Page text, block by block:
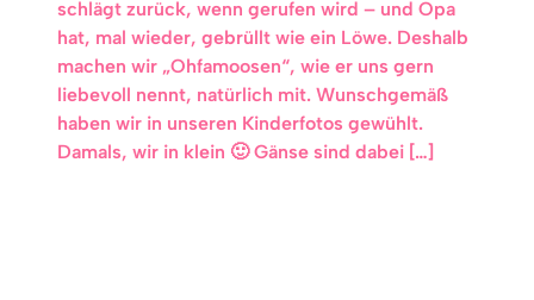
schlägt zurück, wenn gerufen wird – und Opa
hat, mal wieder, gebrüllt wie ein Löwe. Deshalb
machen wir „Ohfamoosen“, wie er uns gern
liebevoll nennt, natürlich mit. Wunschgemäß
haben wir in unseren Kinderfotos gewühlt.
Damals, wir in klein 🙂 Gänse sind dabei […]